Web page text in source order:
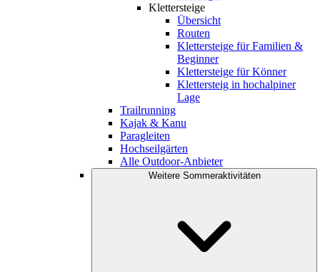
Klettersteige
Übersicht
Routen
Klettersteige für Familien &
Beginner
Klettersteige für Könner
Klettersteig in hochalpiner
Lage
Trailrunning
Kajak & Kanu
Paragleiten
Hochseilgärten
Alle Outdoor-Anbieter
Weitere Sommeraktivitäten